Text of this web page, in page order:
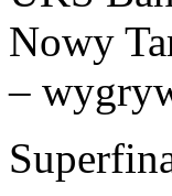
Nowy
–